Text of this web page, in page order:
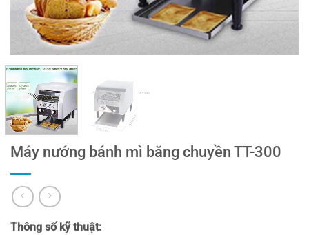
Máy nướng bánh mì băng chuyền TT-300
Thông số kỹ thuật: